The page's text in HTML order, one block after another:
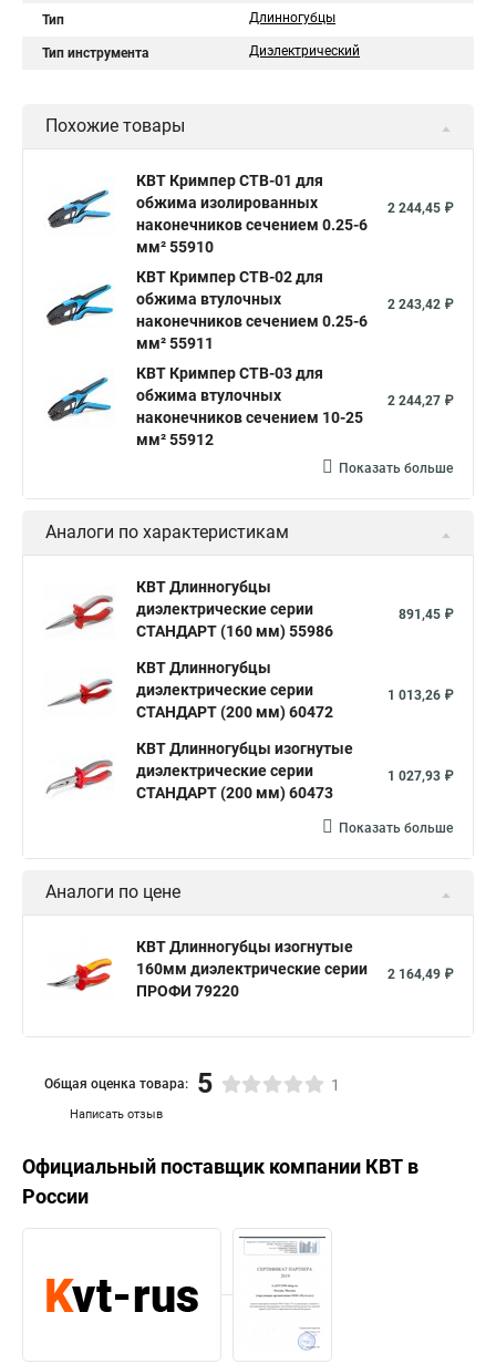
Тип Длинногубцы
Тип инструмента Диэлектрический
Похожие товары
КВТ Кримпер CTB-01 для
обжима изолированных
наконечников сечением 0.25-6
мм² 55910
2 244,45 ₽
КВТ Кримпер CTB-02 для
обжима втулочных
наконечников сечением 0.25-6
мм² 55911
2 243,42 ₽
КВТ Кримпер CTB-03 для
обжима втулочных
наконечников сечением 10-25
мм² 55912
2 244,27 ₽
Показать больше
Аналоги по характеристикам
КВТ Длинногубцы
диэлектрические серии
СТАНДАРТ (160 мм) 55986
891,45 ₽
КВТ Длинногубцы
диэлектрические серии
СТАНДАРТ (200 мм) 60472
1 013,26 ₽
КВТ Длинногубцы изогнутые
диэлектрические серии
СТАНДАРТ (200 мм) 60473
1 027,93 ₽
Показать больше
Аналоги по цене
КВТ Длинногубцы изогнутые
160мм диэлектрические серии
ПРОФИ 79220
2 164,49 ₽
Написать отзыв
Общая оценка товара: 5 1
Официальный поставщик компании КВТ в
России